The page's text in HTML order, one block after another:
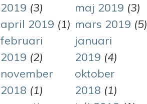
2019 (3)
maj 2019 (3)
april 2019 (1) mars 2019 (5)
februari
2019 (2)
januari
2019 (4)
november
2018 (1)
oktober
2018 (1)